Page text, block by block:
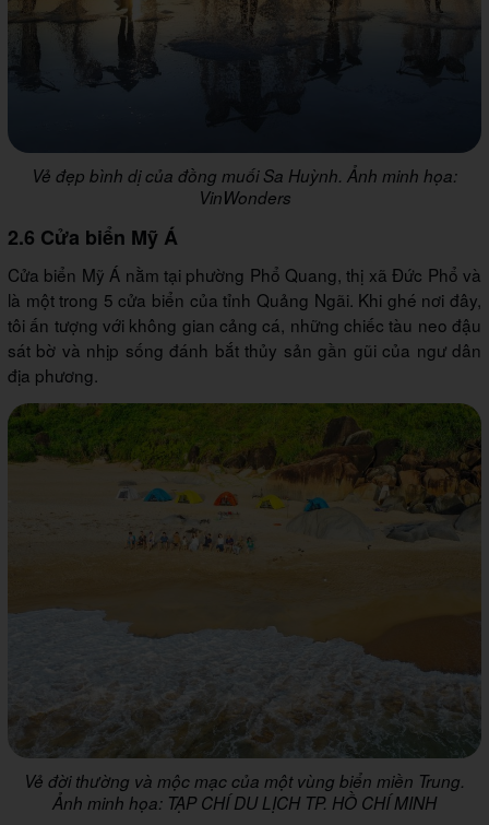
Vẻ đẹp bình dị của đồng muối Sa Huỳnh. Ảnh minh họa:
VinWonders
2.6 Cửa biển Mỹ Á
Cửa biển Mỹ Á nằm tại phường Phổ Quang, thị xã Đức Phổ và
là một trong 5 cửa biển của tỉnh Quảng Ngãi. Khi ghé nơi đây,
tôi ấn tượng với không gian cảng cá, những chiếc tàu neo đậu
sát bờ và nhịp sống đánh bắt thủy sản gần gũi của ngư dân
địa phương.
Vẻ đời thường và mộc mạc của một vùng biển miền Trung.
Ảnh minh họa: TẠP CHÍ DU LỊCH TP. HỒ CHÍ MINH